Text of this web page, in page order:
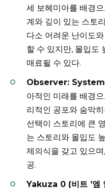
세 보헤미아를 배경
계와 깊이 있는 스토
다소 어려운 난이도
할 수 있지만, 몰입도
매료될 수 있다.
Observer: System
아적인 미래를 배경
리적인 공포와 숨막
선택이 스토리에 큰
는 스토리와 몰입도
제의식을 갖고 있으
공.
Yakuza 0 (비트 ’엠